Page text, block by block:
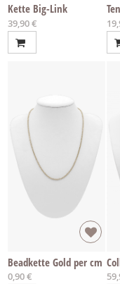
Kette Big-Link
Ab
39,90 € Ab
Beadkette Gold per cm
0,90 €